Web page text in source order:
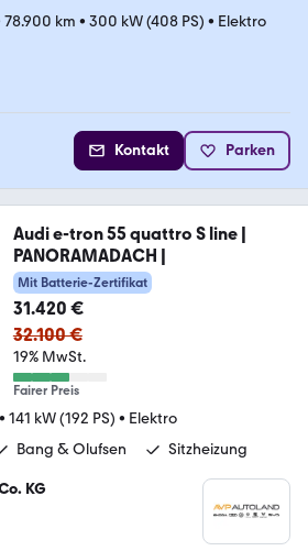
78.900 km • 300 kW (408 PS) • Elektro
Kontakt Parken
Audi e-tron 55 quattro S line |
PANORAMADACH |
Mit Batterie-Zertifikat
31.420 €
32.100 €
19% MwSt.
Fairer Preis
• 141 kW (192 PS) • Elektro
Bang & Olufsen Sitzheizung
KG